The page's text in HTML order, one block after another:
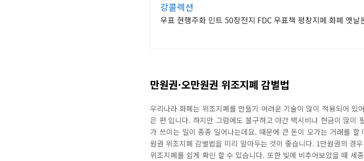
강콜렉션
우표 현행주화 민트 50장전지 FDC 우표책 평창지폐 화폐 옛날
만원권·오만원권 위조지폐 감별법
우리나라 화폐는 위조지폐를 만들기 어려운 기술이 많이 적용되어 있
은 편 입니다. 하지만 그럼에도 불구하고 야간 택시비나 현금이 많이
가 쓰이는 일이 종종 일어나는데요. 때문에 큰 돈이 오가는 거래를
원권 위조지폐 감별법을 미리 알아두는 것이 좋습니다. 1만원권의 경
위조지폐를 쉽게 확인 할 수 있습니다. 또한 빛에 비추어보았을 때 세